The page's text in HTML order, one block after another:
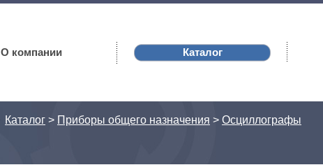
О компании Каталог
Каталог > Приборы общего назначения > Осциллографы